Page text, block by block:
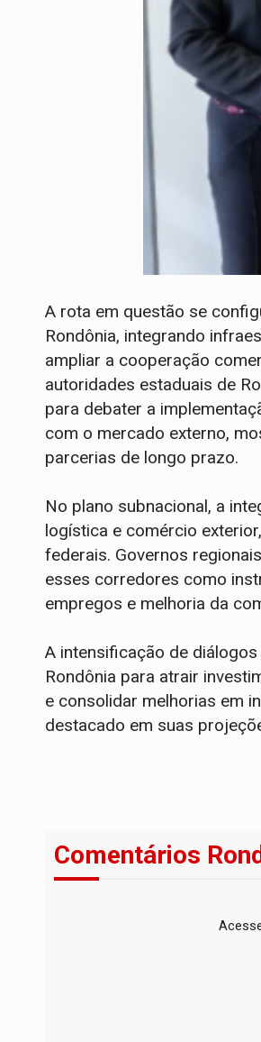
A rota em questão se
Rondônia, integrando
ampliar a cooperação
autoridades estaduais de
para debater a
com o mercado externo,
parcerias de longo prazo.
No plano subnacional, a
logística e comércio
federais. Governos
esses corredores como
empregos e melhoria da
A intensificação de
Rondônia para atrair
e consolidar melhorias em
destacado em suas
Comentários